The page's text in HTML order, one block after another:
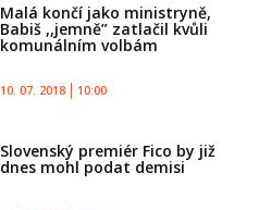
Malá končí jako ministryně,
Babiš ,,jemně” zatlačil kvůli
komunálním volbám
10. 07. 2018 10:00
Slovenský premiér Fico by již
dnes mohl podat demisi